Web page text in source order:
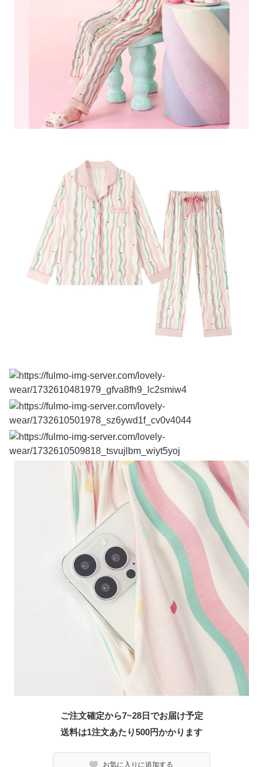
ご注文確定から7~28日でお届け予定
送料は1注文あたり500円かかります
お気に入りに追加する